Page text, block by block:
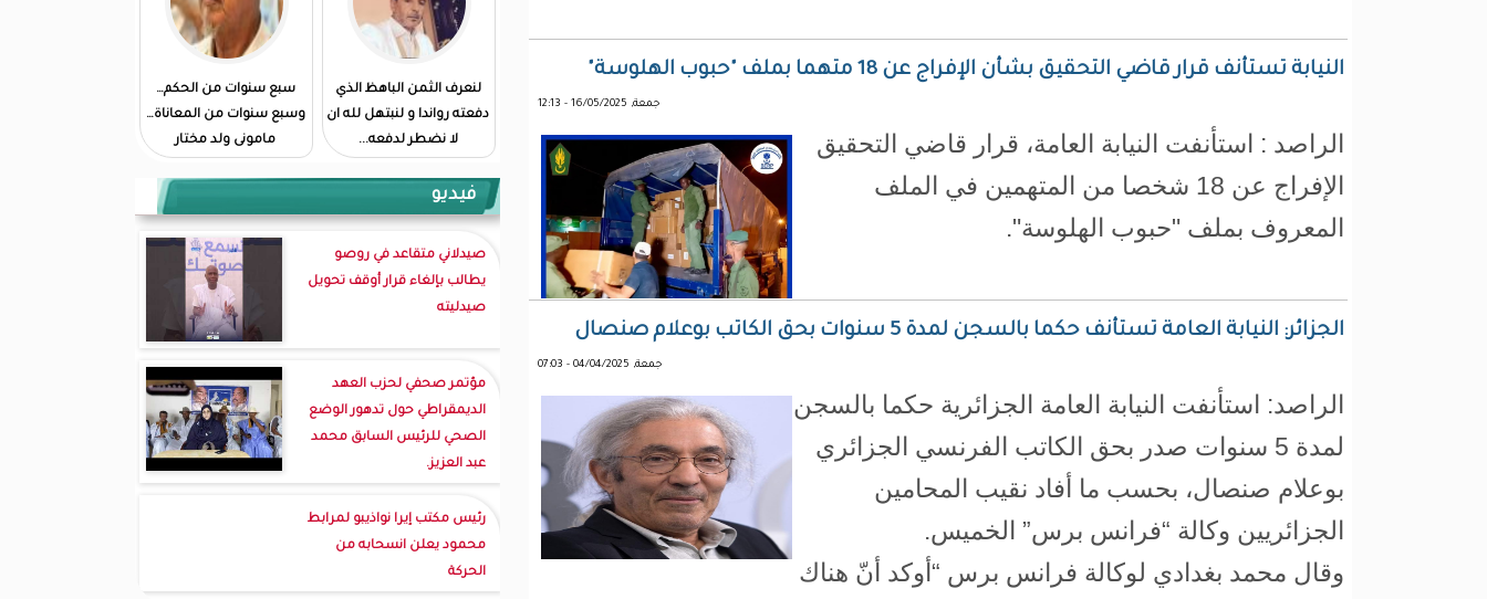
النيابة تستأنف قرار قاضي التحقيق بشأن الإفراج عن 18 متهما بملف "حبوب الهلوسة"
جمعة, 16/05/2025 - 12:13
الراصد : استأنفت النيابة العامة، قرار قاضي التحقيق
الإفراج عن 18 شخصا من المتهمين في الملف
المعروف بملف "حبوب الهلوسة".
الجزائر: النيابة العامة تستأنف حكما بالسجن لمدة 5 سنوات بحق الكاتب بوعلام صنصال
جمعة, 04/04/2025 - 07:03
الراصد: استأنفت النيابة العامة الجزائرية حكما بالسجن
لمدة 5 سنوات صدر بحق الكاتب الفرنسي الجزائري
بوعلام صنصال، بحسب ما أفاد نقيب المحامين
الجزائريين وكالة “فرانس برس” الخميس.
وقال محمد بغدادي لوكالة فرانس برس “أوكد أنّ هناك
لنعرف الثمن الباهظ الذي
دفعته رواندا و لنبتهل لله ان
لا نضطر لدفعه...
سبع سنوات من الحكم…
وسبع سنوات من المعاناة…
مامونى ولد مختار
فيديو
صيدلاني متقاعد في روصو
يطالب بإلغاء قرار أوقف تحويل
صيدليته
مؤتمر صحفي لحزب العهد
الديمقراطي حول تدهور الوضع
الصحي للرئيس السابق محمد
عبد العزيز.
رئيس مكتب إيرا نواذيبو لمرابط
محمود يعلن انسحابه من
الحركة